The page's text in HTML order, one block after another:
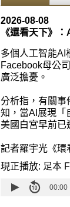
2026-08-08
《還看天下》
多個人工智能AI
Facebook母公
廣泛擔憂。
分析指，有關事
知，當AI展現「
美國白宮早前已
記者羅宇光《環
現正播放: 足本
00:00